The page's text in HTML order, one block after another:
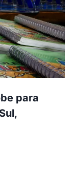
para